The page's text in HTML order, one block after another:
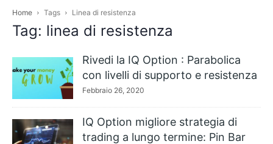
Home Tags Linea di resistenza
Tag: linea di resistenza
Rivedi la IQ Option : Parabolica
con livelli di supporto e resistenza
Febbraio 26, 2020
IQ Option migliore strategia di
trading a lungo termine: Pin Bar